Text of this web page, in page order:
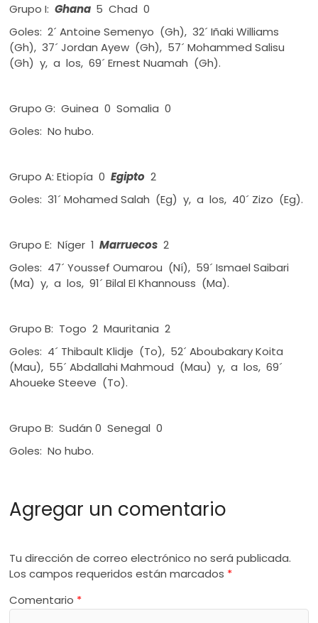
Grupo I:Ghana 5 Chad 0
Goles: 2´ Antoine Semenyo (Gh), 32´ Iñaki Williams
(Gh), 37´ Jordan Ayew (Gh), 57´ Mohammed Salisu
(Gh) y, a los, 69´ Ernest Nuamah (Gh).
Grupo G: Guinea 0 Somalia 0
Goles: No hubo.
Grupo A: Etiopía 0Egipto 2
Goles: 31´ Mohamed Salah (Eg) y, a los, 40´ Zizo (Eg).
Grupo E: Níger 1 Marruecos 2
Goles: 47´ Youssef Oumarou (Ní), 59´ Ismael Saibari
(Ma) y, a los, 91´ Bilal El Khannouss (Ma).
Grupo B: Togo 2 Mauritania 2
Goles: 4´ Thibault Klidje (To), 52´ Aboubakary Koita
(Mau), 55´ Abdallahi Mahmoud (Mau) y, a los, 69´
Ahoueke Steeve (To).
Grupo B: Sudán 0 Senegal 0
Goles: No hubo.
Agregar un comentario
Tu dirección de correo electrónico no será publicada.
Los campos requeridos están marcados *
Comentario *